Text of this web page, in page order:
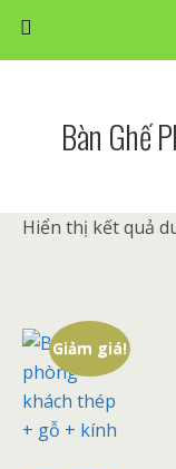
Bàn Ghế
Hiển thị kết quả
Giảm giá!